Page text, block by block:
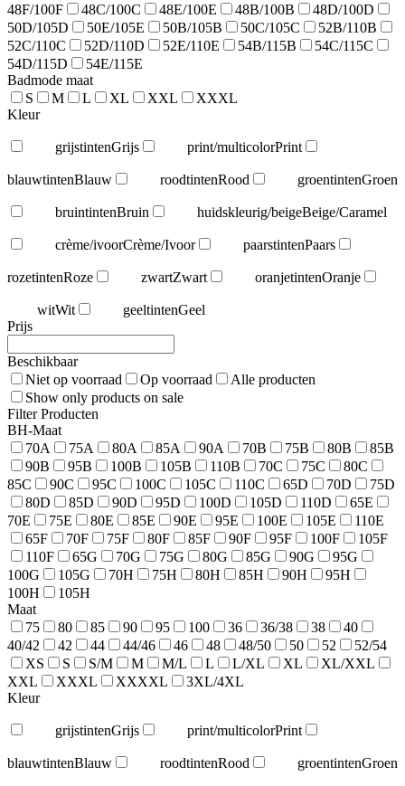
48F/100F
48C/100C 48E/100E 48B/100B
48D/100D
50D/105D
50E/105E 50B/105B 50C/105C
52B/110B
52C/110C
52D/110D 52E/110E 54B/115B
54C/115C
54D/115D
54E/115E
Badmode maat
S
M L XL XXL
XXXL
Kleur
grijstintenGrijs print/multicolorPrint
blauwtintenBlauw roodtintenRood groentintenGroen
bruintintenBruin huidskleurig/beigeBeige/Caramel
crème/ivoorCrème/Ivoor paarstintenPaars
rozetintenRoze zwartZwart oranjetintenOranje
witWit geeltintenGeel
Prijs
Beschikbaar
Niet op voorraad
Op voorraad
Alle producten
Show only products on sale
Filter Producten
BH-Maat
70A
75A 80A 85A 90A 70B 75B 80B
85B
90B
95B 100B 105B 110B 70C 75C
80C
85C
90C 95C 100C 105C 110C 65D 70D
75D
80D
85D 90D 95D 100D 105D 110D
65E
70E
75E 80E 85E 90E 95E 100E 105E
110E
65F
70F 75F 80F 85F 90F 95F 100F
105F
110F
65G 70G 75G 80G 85G 90G
95G
100G
105G 70H 75H 80H 85H 90H
95H
100H
105H
Maat
75
80 85 90 95 100 36 36/38 38
40
40/42
42 44 44/46 46 48 48/50 50 52
52/54
XS
S S/M M M/L L L/XL XL
XL/XXL
XXL
XXXL XXXXL
3XL/4XL
Kleur
grijstintenGrijs print/multicolorPrint
blauwtintenBlauw roodtintenRood groentintenGroen